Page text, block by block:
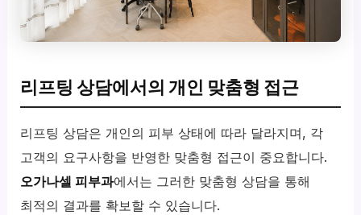
리프팅 상담에서의 개인 맞춤형 접근
리프팅 상담은 개인의 피부 상태에 따라 달라지며, 각
고객의 요구사항을 반영한 맞춤형 접근이 중요합니다.
오가나셀 피부과에서는 그러한 맞춤형 상담을 통해
최적의 결과를 확보할 수 있습니다.